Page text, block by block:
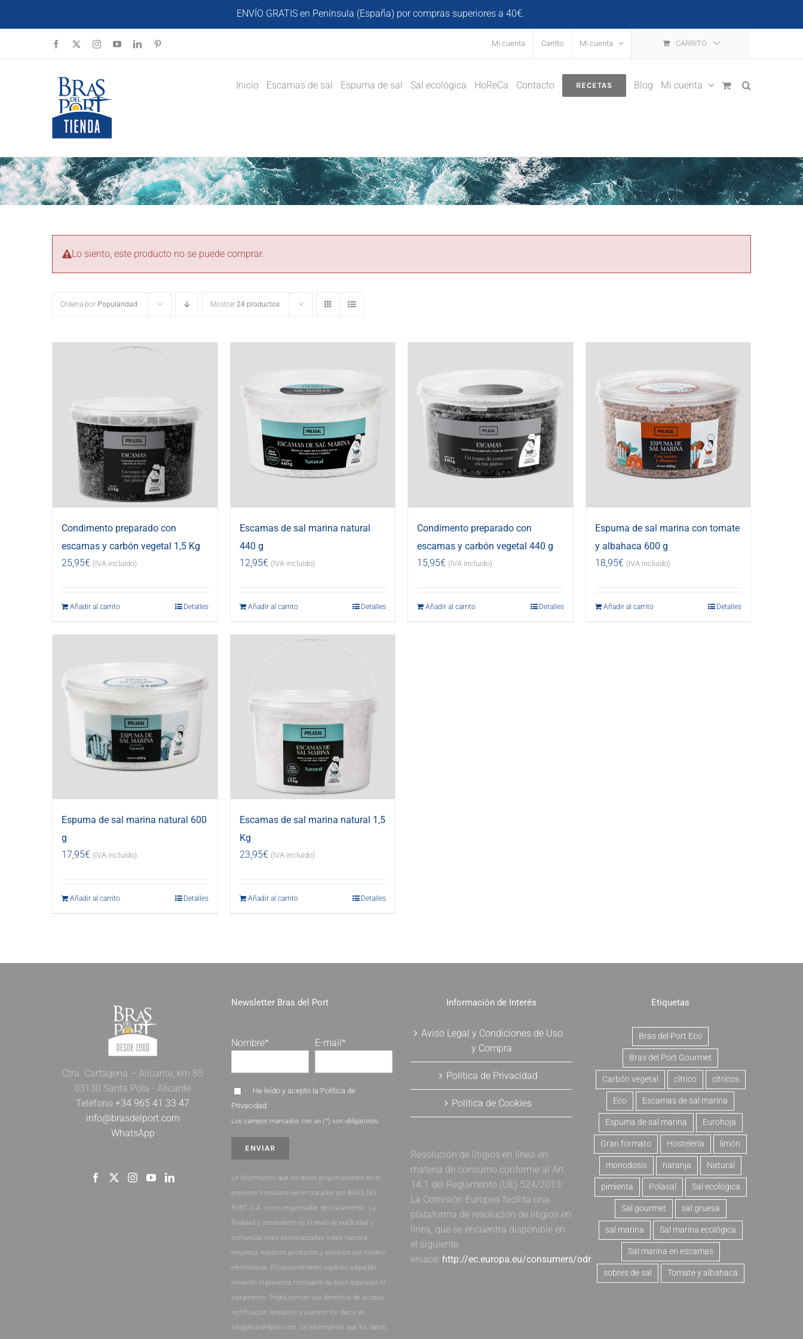
ENVÍO GRATIS en Península (España) por compras superiores a 40€.
Facebook InstagramYouTubeLinkedIn Mi cuenta Carrito Mi cuenta CARRITO
Inicio Escamas de sal Espuma de sal Sal ecológica HoReCa Contacto RECETAS Blog Mi cuenta
Lo siento, este producto no se puede comprar.
Ordena por Popularidad Mostrar 24 productos
Condimento preparado con
escamas y carbón vegetal 1,5 Kg
25,95€ (IVA incluido)
Añadir al carrito Detalles
Escamas de sal marina natural
440 g
12,95€ (IVA incluido)
Añadir al carrito Detalles
Condimento preparado con
escamas y carbón vegetal 440 g
15,95€ (IVA incluido)
Añadir al carrito Detalles
Espuma de sal marina con tomate
y albahaca 600 g
18,95€ (IVA incluido)
Añadir al carrito Detalles
Espuma de sal marina natural 600
g
17,95€ (IVA incluido)
Añadir al carrito Detalles
Escamas de sal marina natural 1,5
Kg
23,95€ (IVA incluido)
Añadir al carrito Detalles
Ctra. Cartagena – Alicante, km 85
03130 Santa Pola - Alicante
Teléfono +34 965 41 33 47
info@brasdelport.com
WhatsApp
Newsletter Bras del Port
Nombre* E-mail*
He leído y acepto la Política de
Privacidad.
Los campos marcados con un (*) son obligatorios.
Le informamos que los datos proporcionados en el
presente formulario serán tratados por BRAS DEL
PORT, S.A. como responsable del tratamiento. La
finalidad y tratamiento es el envío de publicidad y
comunicaciones personalizadas sobre nuestra
empresa, nuestros productos y servicios por medios
electrónicos. El consentimiento explícito adquirido
enviando el presente formulario da base legal para el
tratamiento. Podrá ejercer sus derechos de acceso,
rectificación, limitación y suprimir los datos en
info@brasdelport.com. Le informamos que los datos
Información de Interés
Aviso Legal y Condiciones de Uso
y Compra
Política de Privacidad
Política de Cookies
Resolución de litigios en línea en
materia de consumo conforme al Art.
14.1 del Reglamento (UE) 524/2013:
La Comisión Europea facilita una
plataforma de resolución de litigios en
línea, que se encuentra disponible en
el siguiente
enlace: http://ec.europa.eu/consumers/odr.
Etiquetas
Bras del Port Eco
Bras del Port Gourmet
Carbón vegetal cítrico cítricos
Eco Escamas de sal marina
Espuma de sal marina Eurohoja
Gran formato Hostelería limón
monodosis naranja Natural
pimienta Polasal Sal ecológica
Sal gourmet sal gruesa
sal marina Sal marina ecológica
Sal marina en escamas
sobres de sal Tomate y albahaca